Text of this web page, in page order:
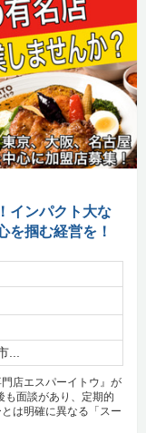
インパクト大な
を掴む経営を！
...
店エスパーイトウ』が
も面談があり、定期的
は明確に異なる「スー